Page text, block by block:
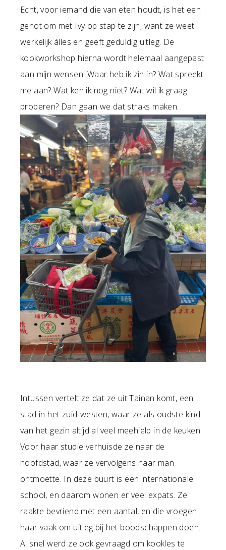
Echt, voor iemand die van eten houdt, is het een
genot om met Ivy op stap te zijn, want ze weet
werkelijk álles en geeft geduldig uitleg. De
kookworkshop hierna wordt helemaal aangepast
aan mijn wensen. Waar heb ik zin in? Wat spreekt
me aan? Wat ken ik nog niet? Wat wil ik graag
proberen? Dan gaan we dat straks maken.
Intussen vertelt ze dat ze uit Tainan komt, een
stad in het zuid-westen, waar ze als oudste kind
van het gezin altijd al veel meehielp in de keuken.
Voor haar studie verhuisde ze naar de
hoofdstad, waar ze vervolgens haar man
ontmoette. In deze buurt is een internationale
school, en daarom wonen er veel expats. Ze
raakte bevriend met een aantal, en die vroegen
haar vaak om uitleg bij het boodschappen doen.
Al snel werd ze ook gevraagd om kookles te